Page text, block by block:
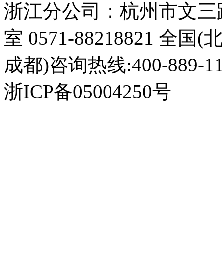
浙江分公司：杭州市文
室 0571-88218821 全国(
成都)咨询热线:400-889-
浙ICP备05004250号